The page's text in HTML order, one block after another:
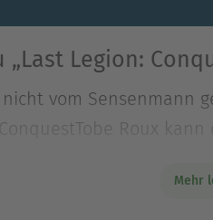
„Last Legion:
vom Sensenmann
Roux
Roux Mehr